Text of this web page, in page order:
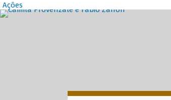
Ações
Destaques